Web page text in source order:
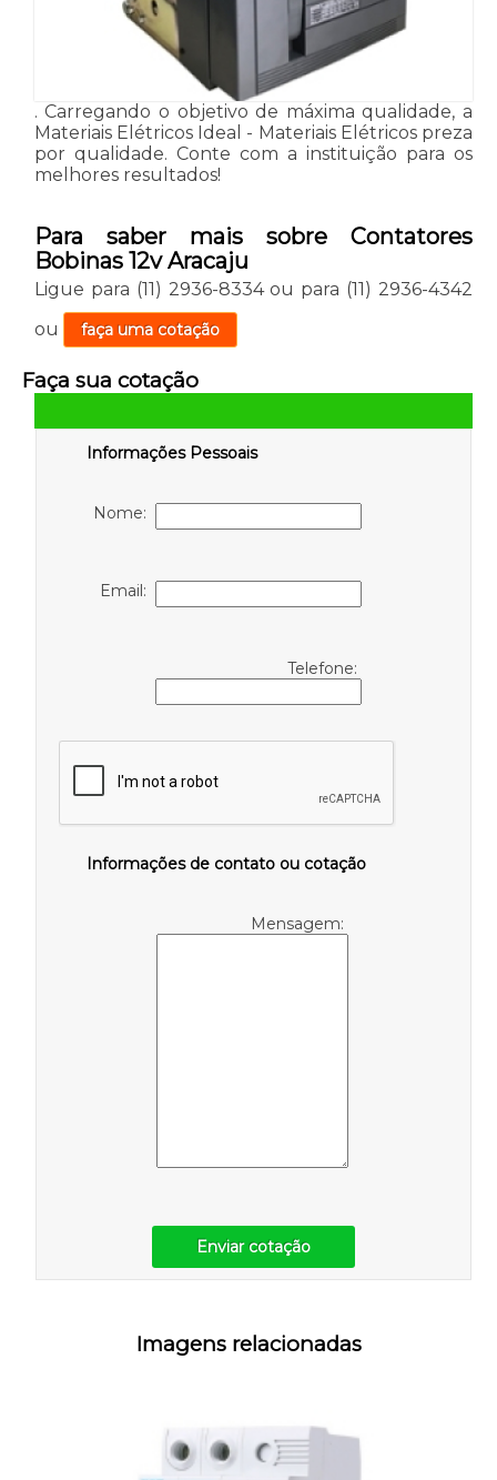
. Carregando o objetivo de máxima qualidade, a
Materiais Elétricos Ideal - Materiais Elétricos preza
por qualidade. Conte com a instituição para os
melhores resultados!
Para saber mais sobre Contatores
Bobinas 12v Aracaju
Ligue para (11) 2936-8334ou para (11) 2936-4342
ou
faça uma cotação
Faça sua cotação
Informações Pessoais
Nome:
Email:
Telefone:
Informações de contato ou cotação
Mensagem:
Enviar cotação
Imagens relacionadas